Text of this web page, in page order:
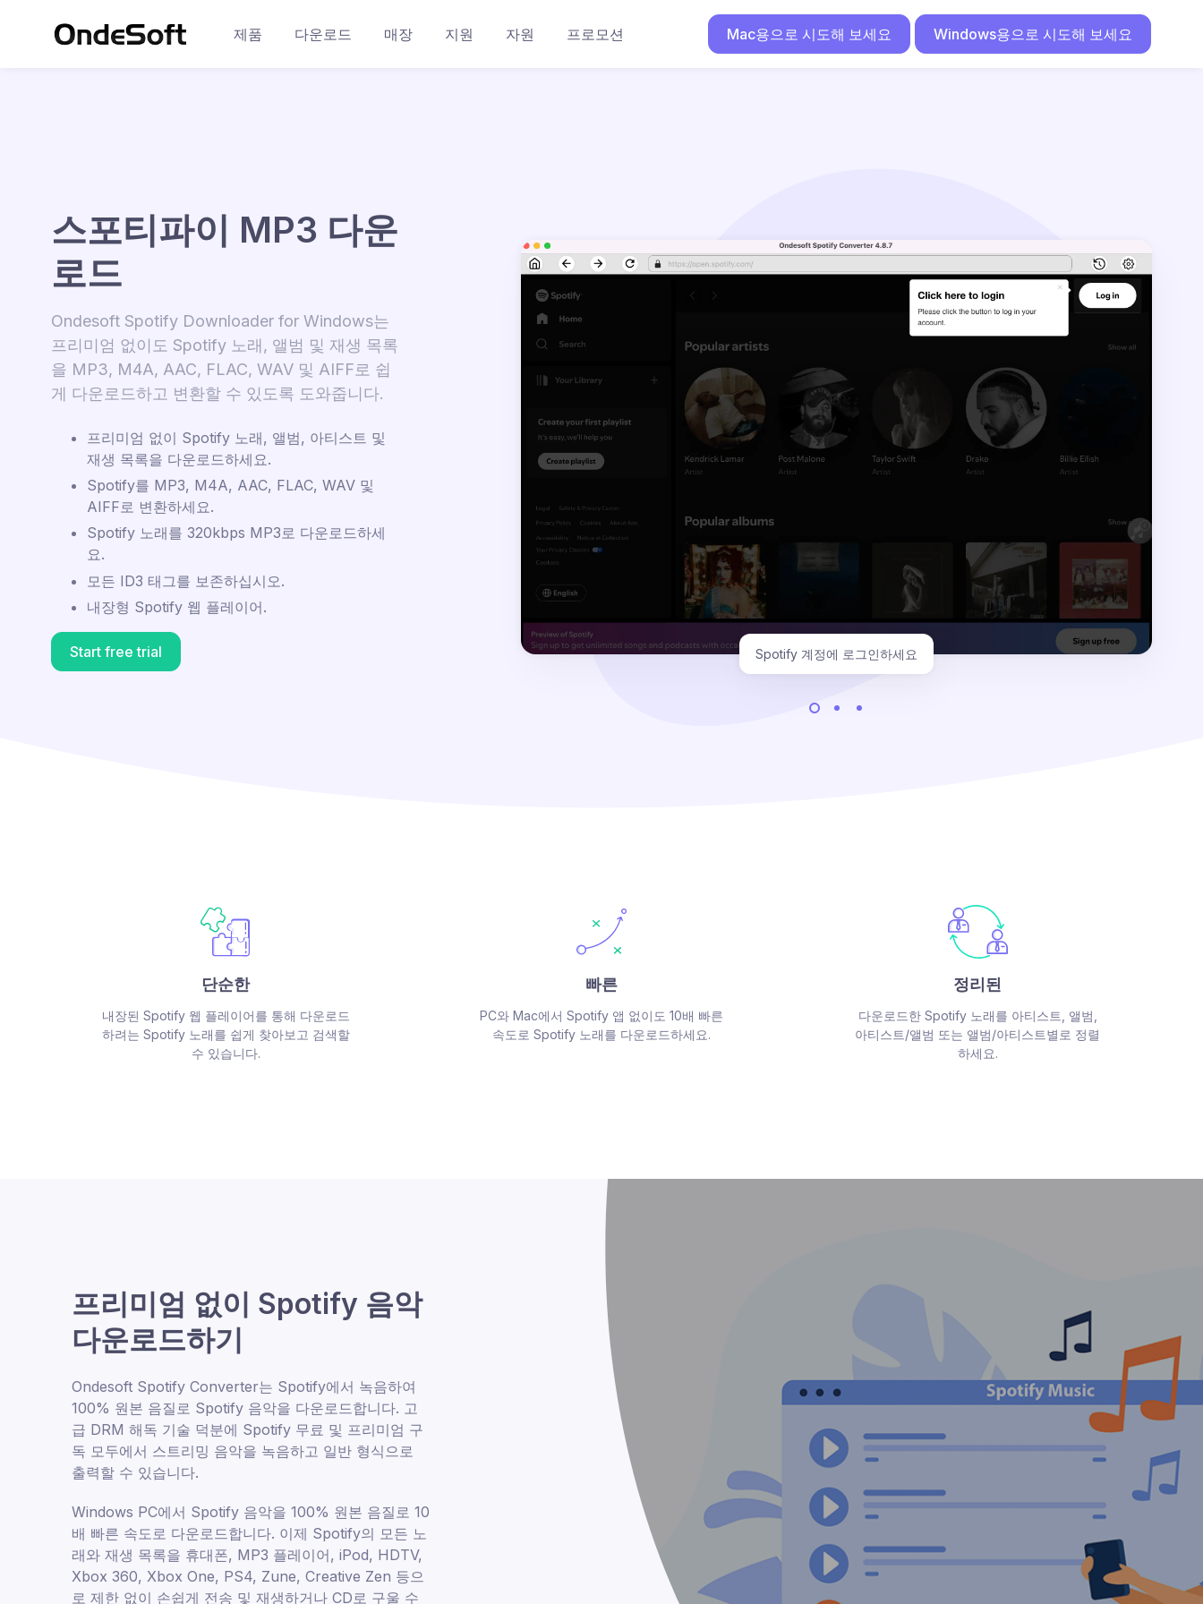
Mac용으로 시도해 보세요 Windows용으로 시도해 보세요
제품 다운로드 매장 지원 자원 프로모션
스포티파이 MP3 다운
로드
Ondesoft Spotify Downloader for Windows는
프리미엄 없이도 Spotify 노래, 앨범 및 재생 목록
을 MP3, M4A, AAC, FLAC, WAV 및 AIFF로 쉽
게 다운로드하고 변환할 수 있도록 도와줍니다.
프리미엄 없이 Spotify 노래, 앨범, 아티스트 및
재생 목록을 다운로드하세요.
Spotify를 MP3, M4A, AAC, FLAC, WAV 및
AIFF로 변환하세요.
Spotify 노래를 320kbps MP3로 다운로드하세
요.
모든 ID3 태그를 보존하십시오.
내장형 Spotify 웹 플레이어.
Start free trial Spotify 계정에 로그인하세요
단순한
내장된 Spotify 웹 플레이어를 통해 다운로드
하려는 Spotify 노래를 쉽게 찾아보고 검색할
수 있습니다.
빠른
PC와 Mac에서 Spotify 앱 없이도 10배 빠른
속도로 Spotify 노래를 다운로드하세요.
정리된
다운로드한 Spotify 노래를 아티스트, 앨범,
아티스트/앨범 또는 앨범/아티스트별로 정렬
하세요.
프리미엄 없이 Spotify 음악
다운로드하기
Ondesoft Spotify Converter는 Spotify에서 녹음하여
100% 원본 음질로 Spotify 음악을 다운로드합니다. 고
급 DRM 해독 기술 덕분에 Spotify 무료 및 프리미엄 구
독 모두에서 스트리밍 음악을 녹음하고 일반 형식으로
출력할 수 있습니다.
Windows PC에서 Spotify 음악을 100% 원본 음질로 10
배 빠른 속도로 다운로드합니다. 이제 Spotify의 모든 노
래와 재생 목록을 휴대폰, MP3 플레이어, iPod, HDTV,
Xbox 360, Xbox One, PS4, Zune, Creative Zen 등으
로 제한 없이 손쉽게 전송 및 재생하거나 CD로 구울 수